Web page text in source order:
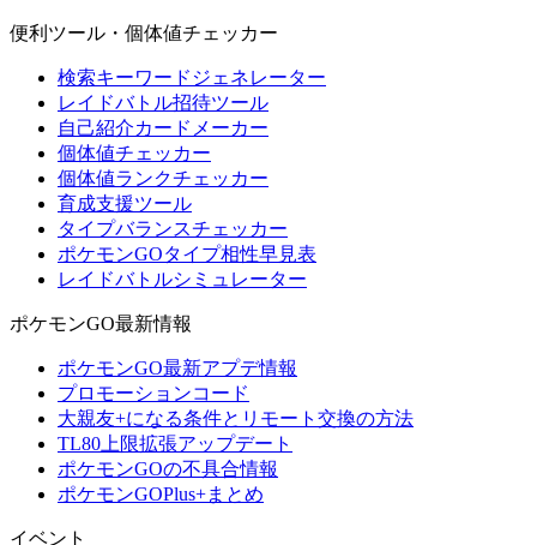
便利ツール・個体値チェッカー
検索キーワードジェネレーター
レイドバトル招待ツール
自己紹介カードメーカー
個体値チェッカー
個体値ランクチェッカー
育成支援ツール
タイプバランスチェッカー
ポケモンGOタイプ相性早見表
レイドバトルシミュレーター
ポケモンGO最新情報
ポケモンGO最新アプデ情報
プロモーションコード
大親友+になる条件とリモート交換の方法
TL80上限拡張アップデート
ポケモンGOの不具合情報
ポケモンGOPlus+まとめ
イベント